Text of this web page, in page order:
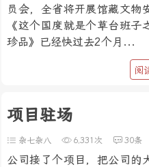
员会，全省将开展馆藏文物
《这个国度就是个草台班
珍品》已经快过去2个月...
阅
项目驻场
杂七杂八 6,331次 30条
公司接了个项目，把公司的